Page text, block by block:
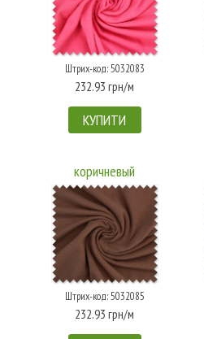
Штрих-код: 5032083
232.93 грн/м
КУПИТИ
коричневый
Штрих-код: 5032085
232.93 грн/м